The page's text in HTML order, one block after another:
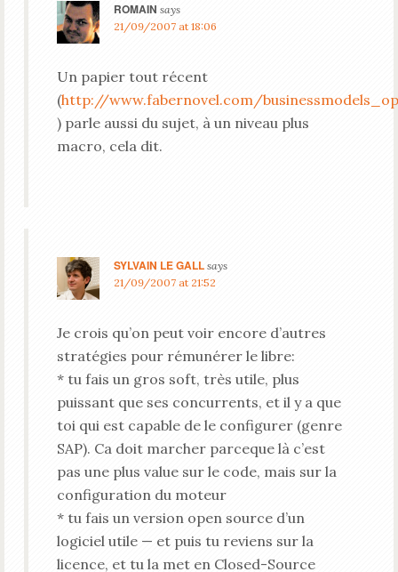
ROMAIN says
21/09/2007 at 18:06
Un papier tout récent
(http://www.fabernovel.com/
) parle aussi du sujet, à un niveau plus
macro, cela dit.
SYLVAIN LE GALL says
21/09/2007 at 21:52
Je crois qu’on peut voir encore d’autres
stratégies pour rémunérer le libre:
* tu fais un gros soft, très utile, plus
puissant que ses concurrents, et il y a que
toi qui est capable de le configurer (genre
SAP). Ca doit marcher parceque là c’est
pas une plus value sur le code, mais sur la
configuration du moteur
* tu fais un version open source d’un
logiciel utile — et puis tu reviens sur la
licence, et tu la met en Closed-Source